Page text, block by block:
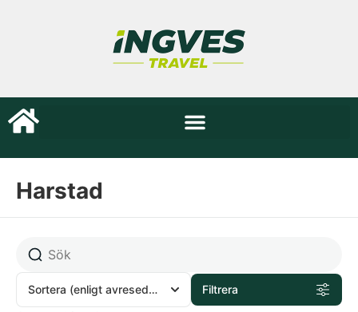
Harstad
Sortera (enligt avresedatum) Filtrera